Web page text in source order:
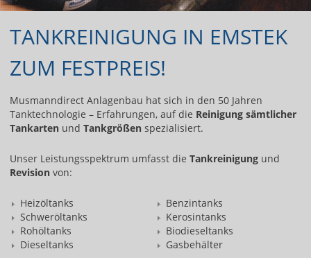
TANKREINIGUNG IN EMSTEK
ZUM FESTPREIS!
Musmanndirect Anlagenbau hat sich in den 50 Jahren
Tanktechnologie – Erfahrungen, auf die Reinigung sämtlicher
Tankarten und Tankgrößen spezialisiert.
Unser Leistungsspektrum umfasst die Tankreinigung und
Revision von:
Heizöltanks
Schweröltanks
Rohöltanks
Dieseltanks
Benzintanks
Kerosintanks
Biodieseltanks
Gasbehälter